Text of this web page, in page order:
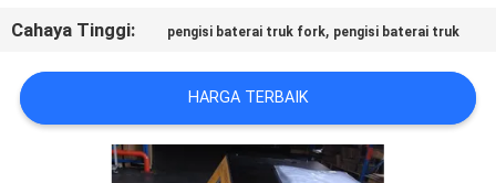
KEBIJAKAN
PRIVASI
Cahaya Tinggi: pengisi baterai truk fork, pengisi baterai truk
HARGA TERBAIK